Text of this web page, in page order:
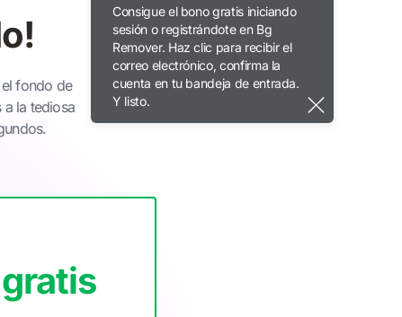
Consigue el bono gratis iniciando
sesión o registrándote en Bg
Remover. Haz clic para recibir el
correo electrónico, confirma la
cuenta en tu bandeja de entrada.
Y listo.
fondo de
la tediosa